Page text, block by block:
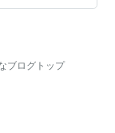
具合に、事件
をしていま
北町が事件
…
ブログトップ